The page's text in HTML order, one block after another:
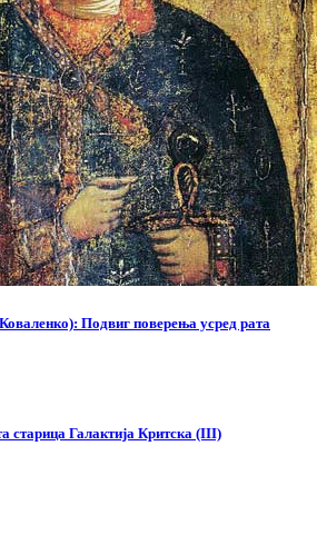
Подвиг поверења усред рата
старица Галактија Критска (III)